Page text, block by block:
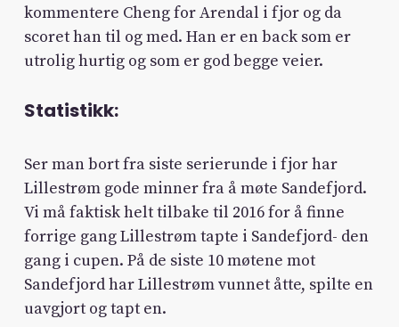
kommentere Cheng for Arendal i fjor og da
scoret han til og med. Han er en back som er
utrolig hurtig og som er god begge veier.
Statistikk:
Ser man bort fra siste serierunde i fjor har
Lillestrøm gode minner fra å møte Sandefjord.
Vi må faktisk helt tilbake til 2016 for å finne
forrige gang Lillestrøm tapte i Sandefjord- den
gang i cupen. På de siste 10 møtene mot
Sandefjord har Lillestrøm vunnet åtte, spilte en
uavgjort og tapt en.